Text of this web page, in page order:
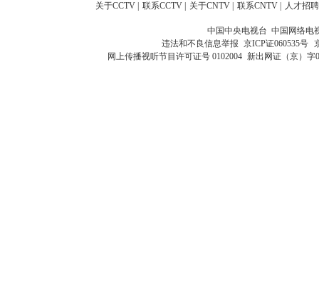
关于CCTV 联系CCTV 关于CNTV 联系CNTV 人才招聘
中国中央电视台 中国网络电
违法和不良信息举报 京ICP证060535号
网上传播视听节目许可证号 0102004 新出网证（京）